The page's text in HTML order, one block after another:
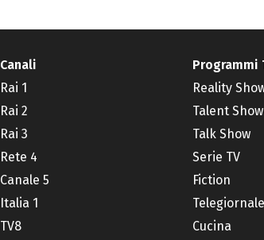
Canali
Rai 1
Rai 2
Rai 3
Rete 4
Canale 5
Italia 1
TV8
Programmi
Reality
Talent Show
Talk Show
Serie TV
Fiction
Telegiornale
Cucina